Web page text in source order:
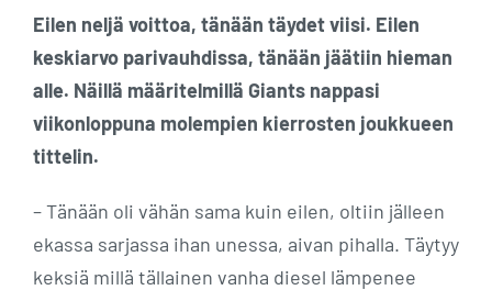
Eilen neljä voittoa, tänään täydet viisi. Eilen
keskiarvo parivauhdissa, tänään jäätiin hieman
alle. Näillä määritelmillä Giants nappasi
viikonloppuna molempien kierrosten joukkueen
tittelin.
– Tänään oli vähän sama kuin eilen, oltiin jälleen
ekassa sarjassa ihan unessa, aivan pihalla. Täytyy
keksiä millä tällainen vanha diesel lämpenee